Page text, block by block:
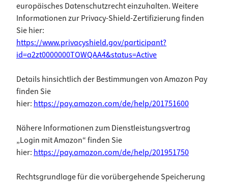
europäisches Datenschutzrecht einzuhalten. Weitere
Informationen zur Privacy-Shield-Zertifizierung finden
Sie hier:
https://www.privacyshield.gov/participant?
id=a2zt0000000TOWQAA4&status=Active
Details hinsichtlich der Bestimmungen von Amazon Pay
finden Sie
hier: https://pay.amazon.com/de/help/201751600
Nähere Informationen zum Dienstleistungsvertrag
„Login mit Amazon“ finden Sie
hier: https://pay.amazon.com/de/help/201951750
Rechtsgrundlage für die vorübergehende Speicherung